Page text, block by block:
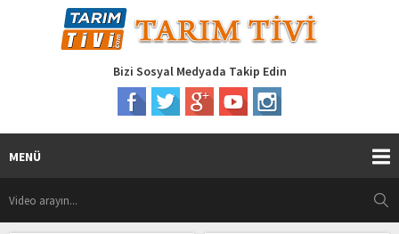
Bizi Sosyal Medyada Takip Edin
MENÜ